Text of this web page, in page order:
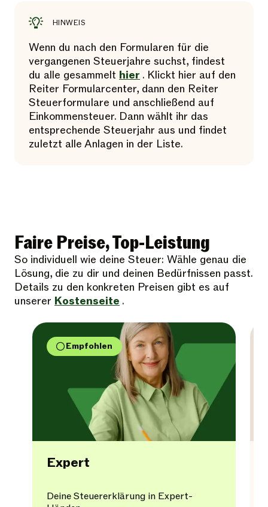
HINWEIS
Wenn du nach den Formularen für die
vergangenen Steuerjahre suchst, findest
du alle gesammelt hier . Klickt hier auf den
Reiter Formularcenter, dann den Reiter
Steuerformulare und anschließend auf
Einkommensteuer. Dann wählt ihr das
entsprechende Steuerjahr aus und findet
zuletzt alle Anlagen in der Liste.
Faire Preise, Top-Leistung
So individuell wie deine Steuer: Wähle genau die
Lösung, die zu dir und deinen Bedürfnissen passt.
Details zu den konkreten Preisen gibt es auf
unserer Kostenseite .
Empfohlen
Expert
Deine Steuererklärung in Expert-